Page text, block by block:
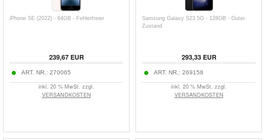
iPhone SE (2022) - 64GB - Fehlerfreier
239,67EUR
ART. NR.: 270065
inkl. 20 % MwSt. zzgl.
VERSANDKOSTEN
Samsung Galaxy S23 5G - 128GB - Guter
Zustand
293,33EUR
ART. NR.: 269158
inkl. 20 % MwSt. zzgl.
VERSANDKOSTEN